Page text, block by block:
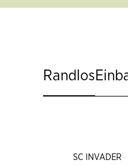
Randlos
SC INVADER